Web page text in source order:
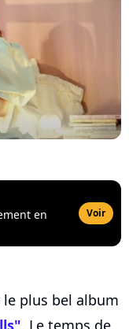
en
Voir
plus bel album
. Le temps de